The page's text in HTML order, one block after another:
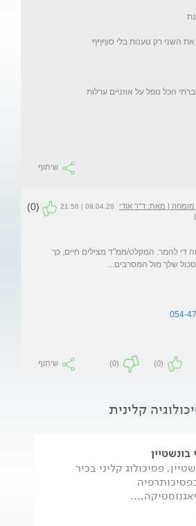
שיתוף
| מאת: ד"ר אודי
09.04.26 | 21:56
(0)
די להמר. המקלט/ממ"ד מצילים חיים, כך
054-
(0)
(0) שיתוף
קלינית
בונשטיין
פסיכולוג קליני בכיר